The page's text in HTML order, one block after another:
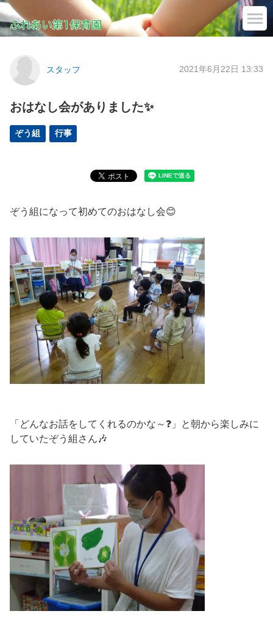
スタッフ 2021年6月22日 13:33
おはなし会がありました✨
ぞう組 行事
ぞう組になって初めてのおはなし会😊
「どんなお話をしてくれるのかな～❓」と朝から楽しみに
していたぞう組さん🎶